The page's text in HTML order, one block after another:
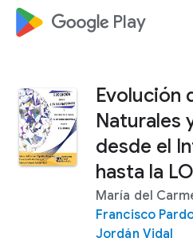
google_logo Play
Evolución
Naturales
desde el
hasta la
María del
Francisco
Jordán Vidal